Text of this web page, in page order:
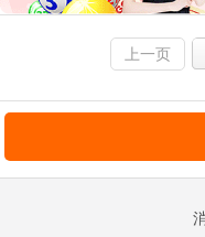
上一页